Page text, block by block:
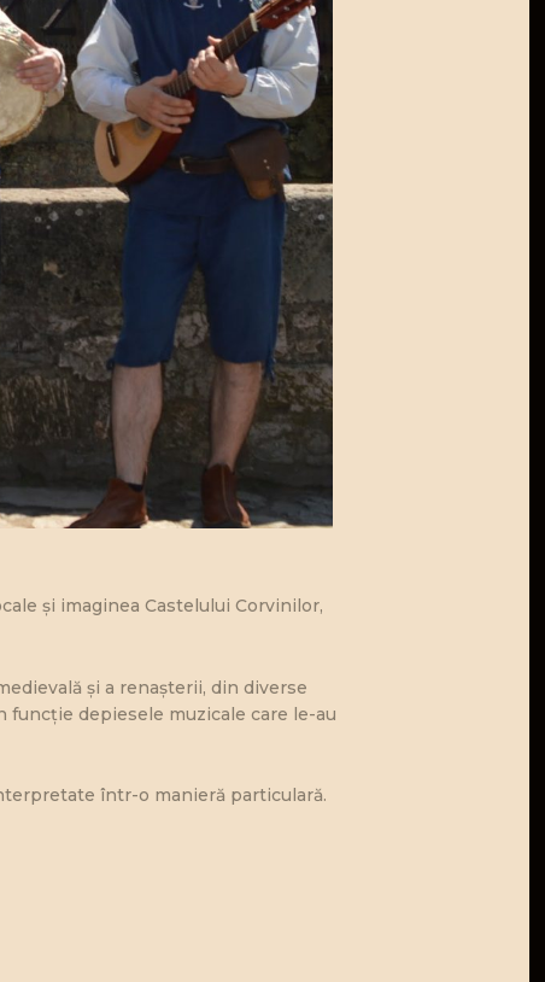
și imaginea Castelului Corvinilor,
şi a renaşterii, din diverse
depiesele muzicale care le-au
într-o manieră particulară.